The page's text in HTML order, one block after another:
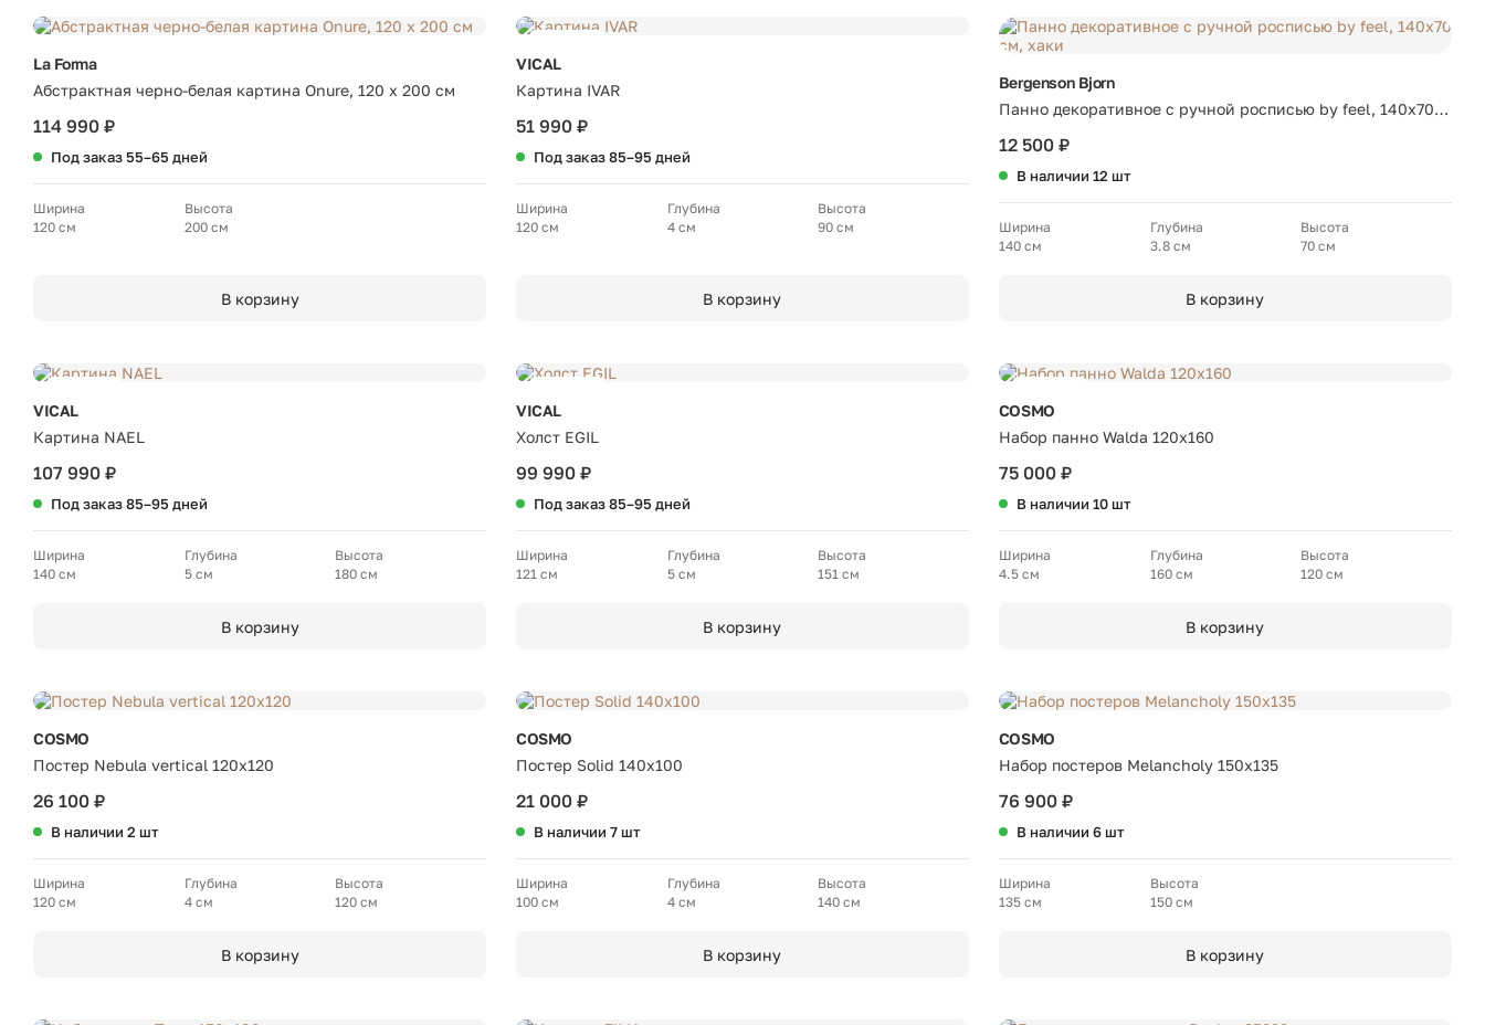
La Forma
Абстрактная черно-белая картина Onure, 120 x 200 см
114 990 ₽
Под заказ 55–65 дней
Ширина
120 см
Высота
200 см
В корзину
VICAL
Картина IVAR
51 990 ₽
Под заказ 85–95 дней
Ширина
120 см
Глубина
4 см
Высота
90 см
В корзину
Bergenson Bjorn
Панно декоративное с ручной росписью by feel, 140х70
см, хаки
12 500 ₽
В наличии 12 шт
Ширина
140 см
Глубина
3.8 см
Высота
70 см
В корзину
VICAL
Картина NAEL
107 990 ₽
Под заказ 85–95 дней
Ширина
140 см
Глубина
5 см
Высота
180 см
В корзину
VICAL
Холст EGIL
99 990 ₽
Под заказ 85–95 дней
Ширина
121 см
Глубина
5 см
Высота
151 см
В корзину
COSMO
Набор панно Walda 120х160
75 000 ₽
В наличии 10 шт
Ширина
4.5 см
Глубина
160 см
Высота
120 см
В корзину
COSMO
Постер Nebula vertical 120х120
26 100 ₽
В наличии 2 шт
Ширина
120 см
Глубина
4 см
Высота
120 см
В корзину
COSMO
Постер Solid 140х100
21 000 ₽
В наличии 7 шт
Ширина
100 см
Глубина
4 см
Высота
140 см
В корзину
COSMO
Набор постеров Melancholy 150х135
76 900 ₽
В наличии 6 шт
Ширина
135 см
Высота
150 см
В корзину